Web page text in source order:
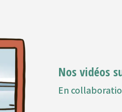
Nos vidéos
En